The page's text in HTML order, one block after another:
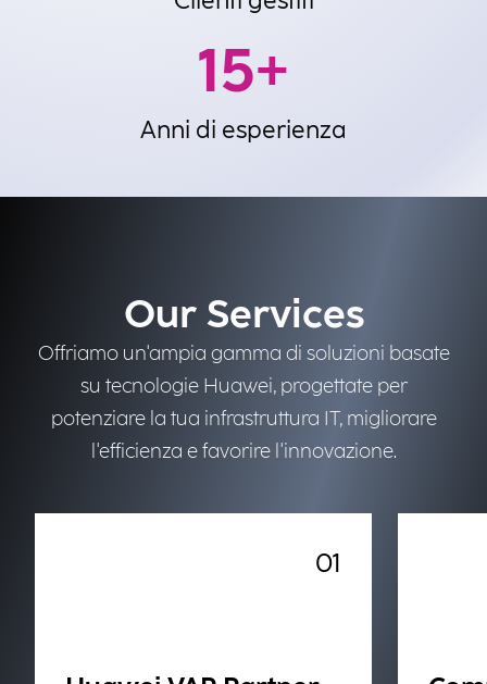
15+
Anni di esperienza
Our Services
Offriamo un'ampia gamma di soluzioni basate
su tecnologie Huawei, progettate per
potenziare la tua infrastruttura IT, migliorare
l'efficienza e favorire l'innovazione.
01